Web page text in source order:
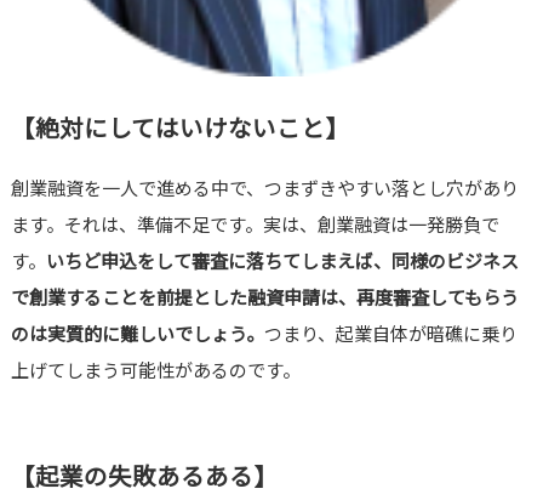
【絶対にしてはいけないこと】
創業融資を一人で進める中で、つまずきやすい落とし穴があり
ます。それは、準備不足です。実は、創業融資は一発勝負で
す。 いちど申込をして審査に落ちてしまえば、同様のビジネス
で創業することを前提とした融資申請は、再度審査してもらう
のは実質的に難しいでしょう。 つまり、起業自体が暗礁に乗り
上げてしまう可能性があるのです。
【起業の失敗あるある】